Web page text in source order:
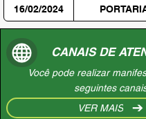
16/02/2024
CANAIS DE
Você pode realizar
seguintes
VER MAIS